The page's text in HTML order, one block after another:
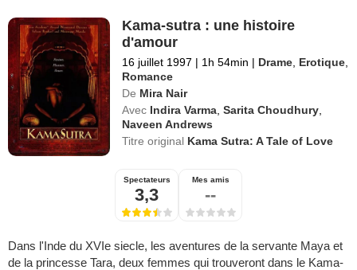
Kama-sutra : une histoire
d'amour
16 juillet 1997 | 1h 54min | Drame Erotique
Romance
De Mira Nair
Avec Indira Varma ,Sarita Choudhury
Naveen Andrews
Titre original Kama Sutra: A Tale of Love
Spectateurs
3,3
Mes amis
--
Dans l'Inde du XVIe siecle, les aventures de la servante Maya et
de la princesse Tara, deux femmes qui trouveront dans le Kama-